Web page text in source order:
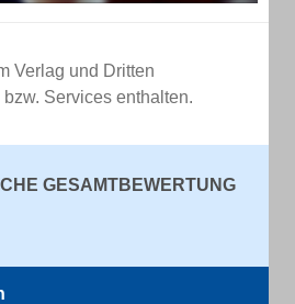
Verlag und Dritten
Services enthalten.
GESAMTBEWERTUNG